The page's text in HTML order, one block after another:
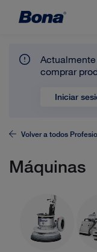
comprar
Iniciar
Volver a todos
Máquinas